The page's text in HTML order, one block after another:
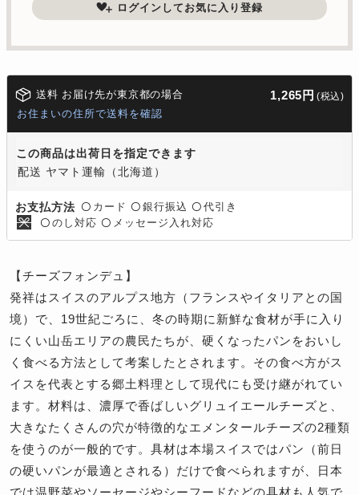
ログインしてお気に入り登録
送料 お届け先が東京都の場合 1,265円 (税込)
お住まいの住所で送料を確認
この商品は出荷日を指定できます
配送 ヤマト運輸（北海道）
お支払方法 〇 カード 〇 銀行振込 〇 代引き
〇 のし対応 〇 メッセージ入れ対応
【チーズフォンデュ】
発祥はスイスのアルプス地方（フランスやイタリアとの国
境）で、19世紀ごろに、冬の時期に新鮮な食材が手に入り
にくい山岳エリアの農民たちが、硬くなったパンをおいし
く食べる方法として考案したとされます。その食べ方がス
イスを代表とする郷土料理として現代にも受け継がれてい
ます。材料は、濃厚で香ばしいグリュイエールチーズと、
大きなたくさんの穴が特徴的なエメンタールチーズの2種類
を使うのが一般的です。具材は本場スイスではパン（前日
の硬いパンが最適とされる）だけで食べられますが、日本
では温野菜やソーセージやシーフードなどの具材も人気で